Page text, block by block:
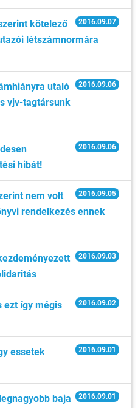
2016.09.07
kötelező
létszámnormára
2016.09.06
utaló
vjv-tagtársunk
2016.09.06
hibát!
2016.09.05
nem volt
rendelkezés ennek
2016.09.03
2016.09.02
ezt így mégis
2016.09.01
essetek
2016.09.01
baja